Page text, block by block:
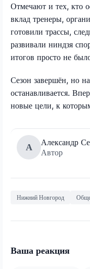
Отмечают и тех, кто
вклад тренеры,
готовили трассы,
развивали ниндзя
итогов просто не
Сезон завершён, но
останавливается.
новые цели, к
А
Александр
Автор
Нижний Новгород
Ваша реакция